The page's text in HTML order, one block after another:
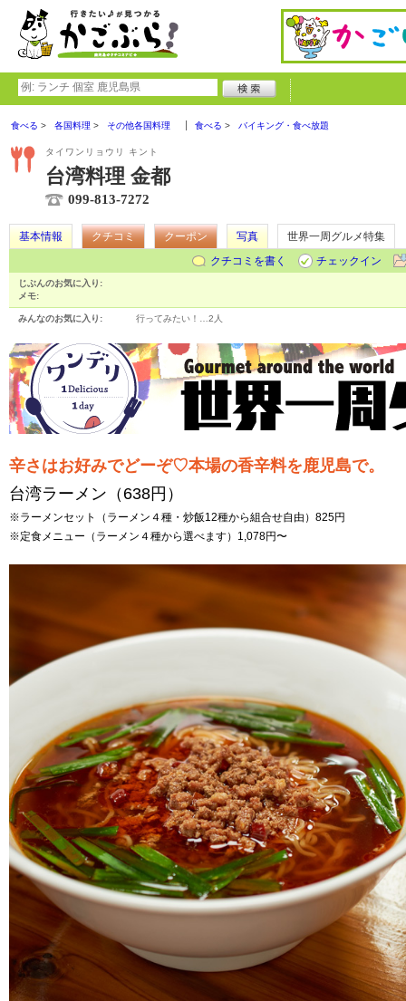
食べる 各国料理 その他各国料理 食べる バイキング・食べ放題
タイワンリョウリ キント
台湾料理 金都
099-813-7272
基本情報 クチコミ クーポン 写真
世界一周グルメ特集
クチコミを書く
チェックイン
じぶんのお気に入り:
メモ:
みんなのお気に入り: 行ってみたい！… 2人
辛さはお好みでどーぞ♡本場の香辛料を鹿児島で。
台湾ラーメン（638円）
※ラーメンセット（ラーメン４種・炒飯12種から組合せ自由）825円
※定食メニュー（ラーメン４種から選べます）1,078円〜